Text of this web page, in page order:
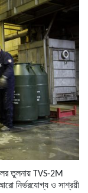
তুলনায় TVS-2M
নির্ভরযোগ্য ও সাশ্রয়ী